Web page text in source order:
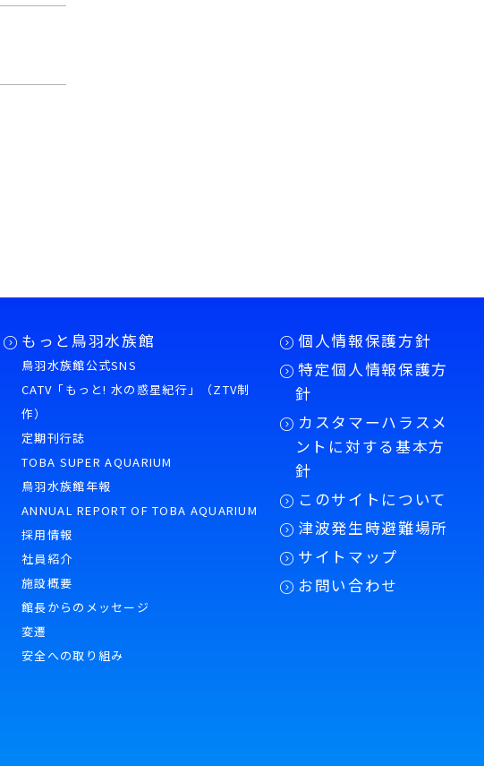
もっと鳥羽水族館
鳥羽水族館公式SNS
CATV「もっと! 水の惑星紀行」（ZTV制
作）
定期刊行誌
TOBA SUPER AQUARIUM
鳥羽水族館年報
ANNUAL REPORT OF TOBA AQUARIUM
採用情報
社員紹介
施設概要
館長からのメッセージ
変遷
安全への取り組み
個人情報保護方針
特定個人情報保護方
針
カスタマーハラスメ
ントに対する基本方
針
このサイトについて
津波発生時避難場所
サイトマップ
お問い合わせ